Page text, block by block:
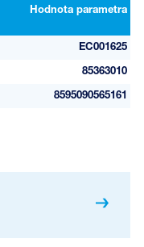
Hodnota parametra
EC001625
85363010
8595090565161